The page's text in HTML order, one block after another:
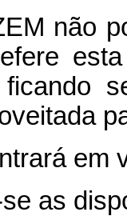
não
ficando
em
as